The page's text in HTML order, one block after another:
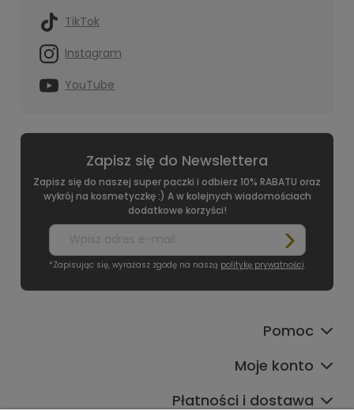
TikTok
Instagram
YouTube
Zapisz się do Newslettera
Zapisz się do naszej super paczki i odbierz 10% RABATU oraz
wykrój na kosmetyczkę :) A w kolejnych wiadomościach
dodatkowe korzyści!
*Zapisując się, wyrażasz zgodę na naszą politykę prywatności.
Pomoc
Moje konto
Płatności i dostawa